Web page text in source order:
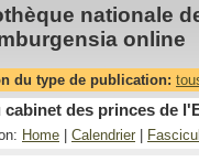
nationale
online
du type de publication:
cabinet des princes de
Home Calendrier